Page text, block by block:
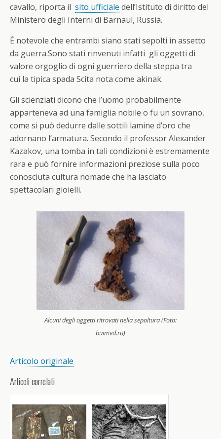
cavallo, riporta il sito ufficiale dell’Istituto di diritto del
Ministero degli Interni di Barnaul, Russia.
È notevole che entrambi siano stati sepolti in assetto
da guerra.Sono stati rinvenuti infatti gli oggetti di
valore orgoglio di ogni guerriero della steppa tra
cui la tipica spada Scita nota come akinak.
Gli scienziati dicono che l’uomo probabilmente
apparteneva ad una famiglia nobile o fu un sovrano,
come si può dedurre dalle sottili lamine d’oro che
adornano l’armatura. Secondo il professor Alexander
Kazakov, una tomba in tali condizioni è estremamente
rara e può fornire informazioni preziose sulla poco
conosciuta cultura nomade che ha lasciato
spettacolari gioielli.
Alcuni degli oggetti ritrovati nella sepoltura (Foto:
buimvd.ru)
Articolo originale
Articoli correlati